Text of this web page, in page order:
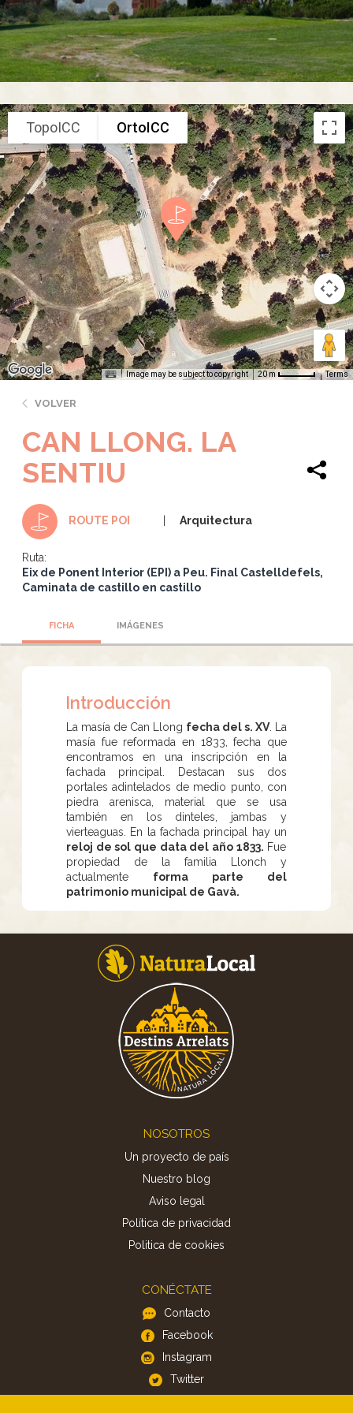
TopoICC OrtoICC
Image may be subject to copyright 20 m Terms
VOLVER
CAN LLONG. LA
SENTIU
ROUTE POI Arquitectura
Ruta:
Eix de Ponent Interior (EPI) a Peu. Final Castelldefels
Caminata de castillo en castillo
FICHA IMÁGENES
Introducción
La masía de Can Llong fecha del s. XV. La
masía fue reformada en 1833, fecha que
encontramos en una inscripción en la
fachada principal. Destacan sus dos
portales adintelados de medio punto, con
piedra arenisca, material que se usa
también en los dinteles, jambas y
vierteaguas. En la fachada principal hay un
reloj de sol que data del año 1833. Fue
propiedad de la familia Llonch y
actualmente forma parte del
patrimonio municipal de Gavà.
NOSOTROS
Un proyecto de país
Nuestro blog
Aviso legal
Política de privacidad
Politica de cookies
CONÉCTATE
Contacto
Facebook
Instagram
Twitter